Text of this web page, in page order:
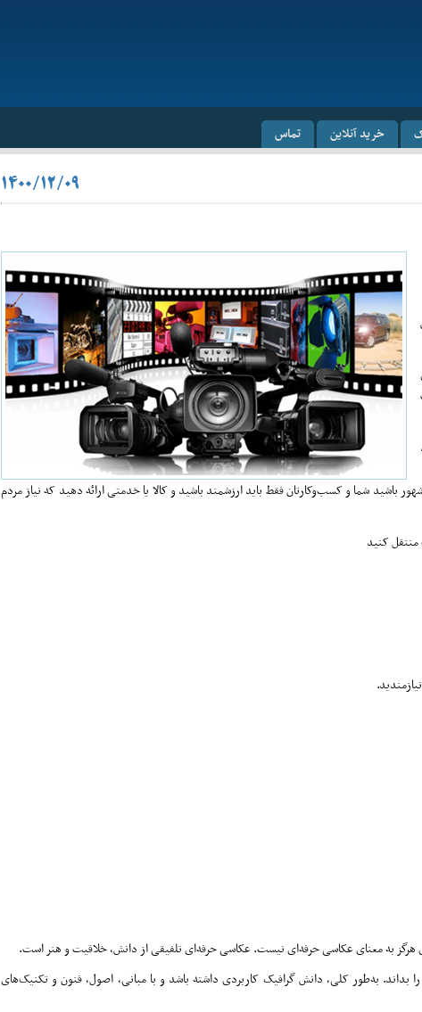
خرید آنلاین تماس
۱۴۰۰/۱۲/۰۹
باشید شما و کسب‌وکارتان فقط باید ارزشمند باشید و کالا یا خدمتی ارائه دهید که نیاز مردم
کنید
هرگز به معنای عکاسی حرفه‌ای نیست. عکاسی حرفه‌ای تلفیقی از دانش، خلاقیت و هنر است.
به‌طور کلی، دانش گرافیک کاربردی داشته باشد و با مبانی، اصول، فنون و تکنیک‌های